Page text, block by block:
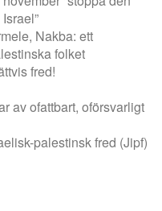
Nakba: ett
folket
fred!
av ofattbart, oförsvarligt
palestinsk fred (Jipf)